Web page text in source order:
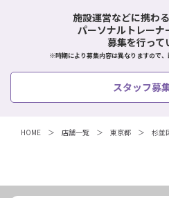
施設運営などに携わ
パーソナルトレーナ
募集を行って
※時期により募集内容は異なりますので、
スタッフ募
HOME 店舗一覧 東京都 杉並